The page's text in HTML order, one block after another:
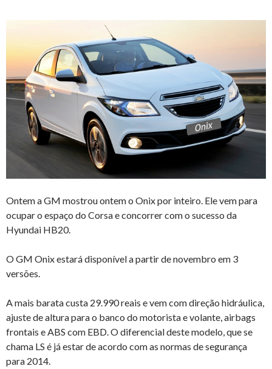
Ontem a GM mostrou ontem o Onix por inteiro. Ele vem para
ocupar o espaço do Corsa e concorrer com o sucesso da
Hyundai HB20.
O GM Onix estará disponível a partir de novembro em 3
versões.
A mais barata custa 29.990 reais e vem com direção hidráulica,
ajuste de altura para o banco do motorista e volante, airbags
frontais e ABS com EBD. O diferencial deste modelo, que se
chama LS é já estar de acordo com as normas de segurança
para 2014.